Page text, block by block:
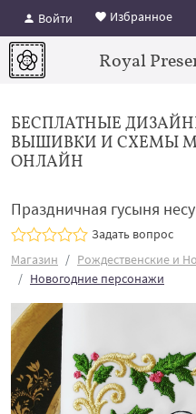
Войти Избранное
Royal
БЕСПЛАТНЫЕ
ВЫШИВКИ И СХЕМЫ
ОНЛАЙН
Праздничная гусыня
Задать вопрос
Магазин
Рождественские и
Новогодние персонажи